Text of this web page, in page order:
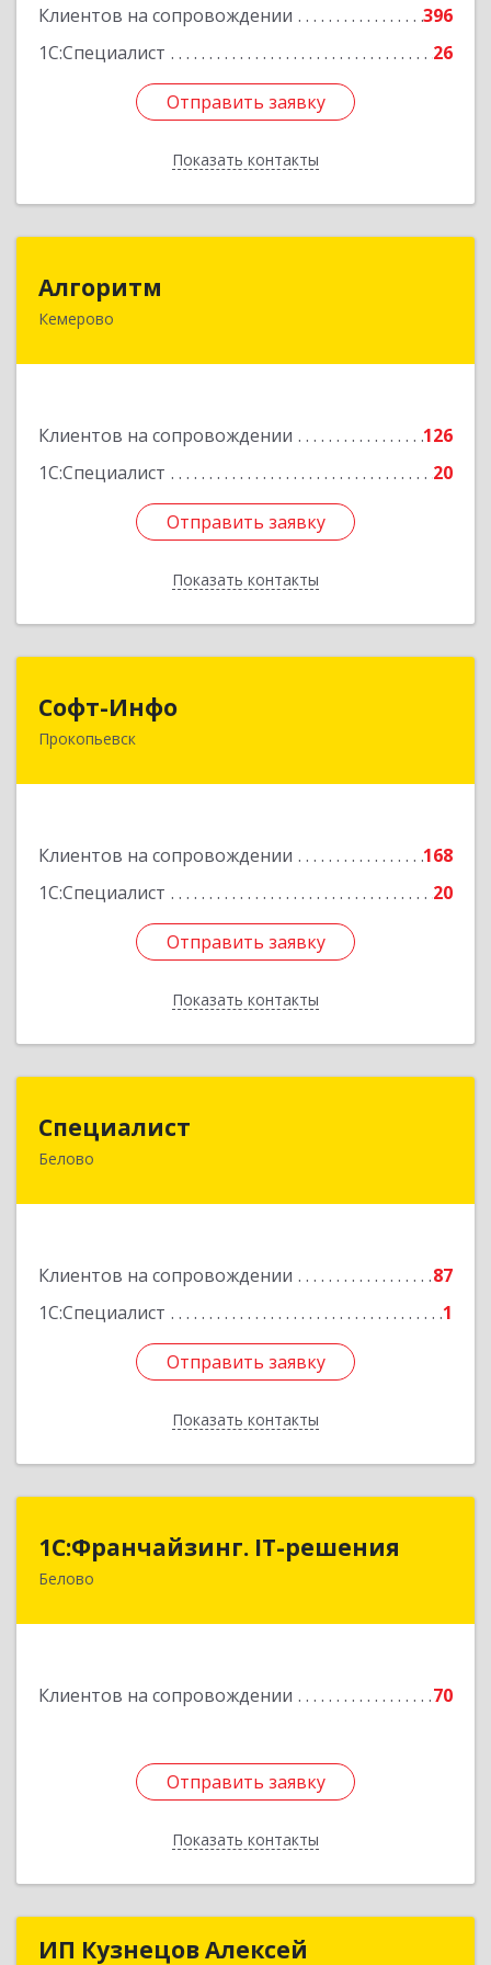
Клиентов на сопровождении
396
1С:Специалист
26
Отправить заявку
Показать контакты
Подробнее
Отправить заявку
Назад
Алгоритм
Кемерово
Клиентов на сопровождении
126
1С:Специалист
20
Отправить заявку
Показать контакты
Отправить заявку
Назад
Софт-Инфо
Прокопьевск
Клиентов на сопровождении
168
1С:Специалист
20
Отправить заявку
Показать контакты
653039, Кемеровская область - Кузбасс,
Подробнее
Отправить заявку
Назад
Специалист
Белово
Клиентов на сопровождении
87
1С:Специалист
1
Отправить заявку
Показать контакты
Кемеровская обл, Белово г, Ленина ул, дом №
Отправить заявку
Назад
1С:Франчайзинг. IT-решения
Белово
Клиентов на сопровождении 70
Отправить заявку
Показать контакты
1С:Франчайзинг. IT-решения
Отправить заявку
Назад
ИП Кузнецов АлексейИП Кузнецов Алексей